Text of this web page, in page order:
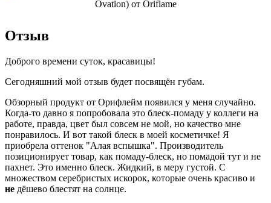
Отзыв
Доброго времени суток, красавицы!
Сегодняшний мой отзыв будет посвящён губам.
Обзорный продукт от Орифлейм появился у меня случайно.
Когда-то давно я попробовала это блеск-помаду у коллеги на
работе, правда, цвет был совсем не мой, но качество мне
понравилось. И вот такой блеск в моей косметичке! Я
приобрела оттенок "Алая вспышка". Производитель
позиционирует товар, как помаду-блеск, но помадой тут и не
пахнет. Это именно блеск. Жидкий, в меру густой. С
множеством серебристых искорок, которые очень красиво и
не дёшево блестят на солнце.